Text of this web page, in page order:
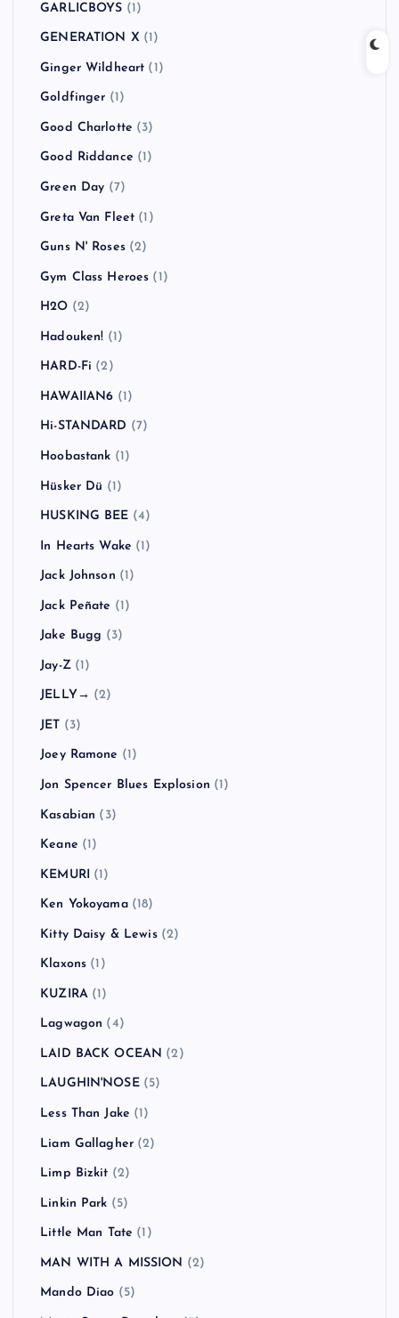
GARLICBOYS (1)
GENERATION X (1)
Ginger Wildheart (1)
Goldfinger (1)
Good Charlotte (3)
Good Riddance (1)
Green Day (7)
Greta Van Fleet (1)
Guns N' Roses(2)
Gym Class Heroes (1)
H2O (2)
Hadouken! (1)
HARD-Fi (2)
HAWAIIAN6 (1)
Hi-STANDARD (7)
Hoobastank (1)
Hüsker Dü (1)
HUSKING BEE (4)
In Hearts Wake (1)
Jack Johnson (1)
Jack Peñate (1)
Jake Bugg (3)
Jay-Z(1)
JELLY→ (2)
JET (3)
Joey Ramone (1)
Jon Spencer Blues Explosion (1)
Kasabian (3)
Keane (1)
KEMURI (1)
Ken Yokoyama(18)
Kitty Daisy & Lewis(2)
Klaxons (1)
KUZIRA(1)
Lagwagon (4)
LAID BACK OCEAN (2)
LAUGHIN'NOSE(5)
Less Than Jake (1)
Liam Gallagher (2)
Limp Bizkit (2)
Linkin Park (5)
Little Man Tate (1)
MAN WITH A MISSION (2)
Mando Diao (5)